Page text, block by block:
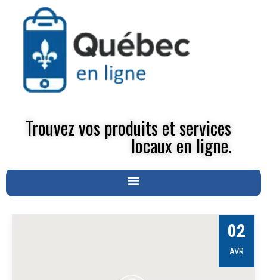
Trouvez vos produits et services
locaux en ligne.
02
AVR